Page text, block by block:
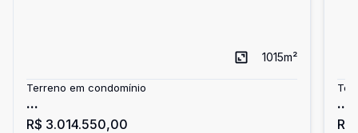
1015m²
Terreno em condomínio
...
R$ 3.014.550,00
...